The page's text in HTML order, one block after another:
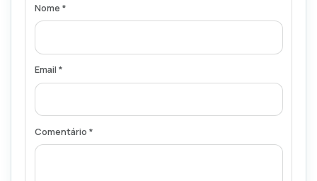
Nome *
Email *
Comentário *